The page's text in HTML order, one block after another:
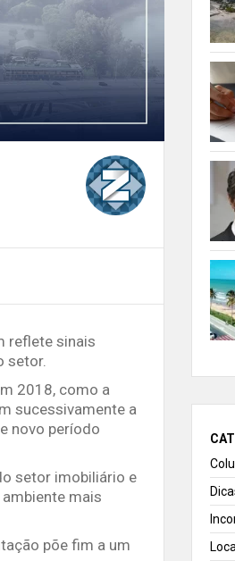
reflete sinais
setor.
2018, como a
sucessivamente a
novo período
setor imobiliário e
mais
põe fim a um